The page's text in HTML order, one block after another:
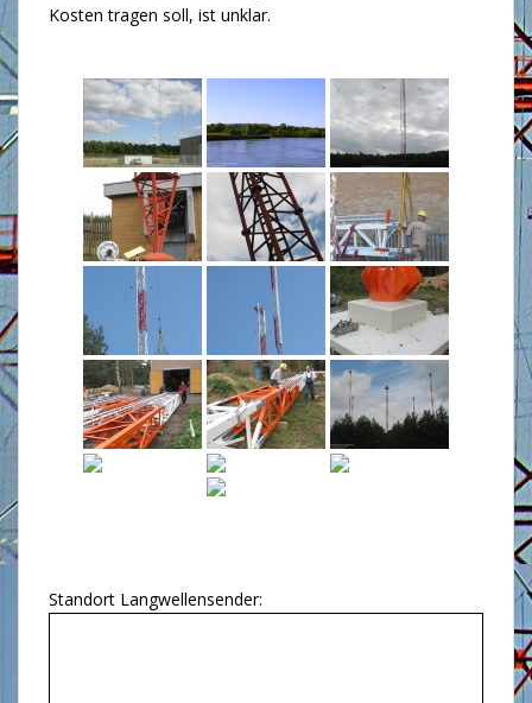
Kosten tragen soll, ist unklar.
Standort Langwellensender: